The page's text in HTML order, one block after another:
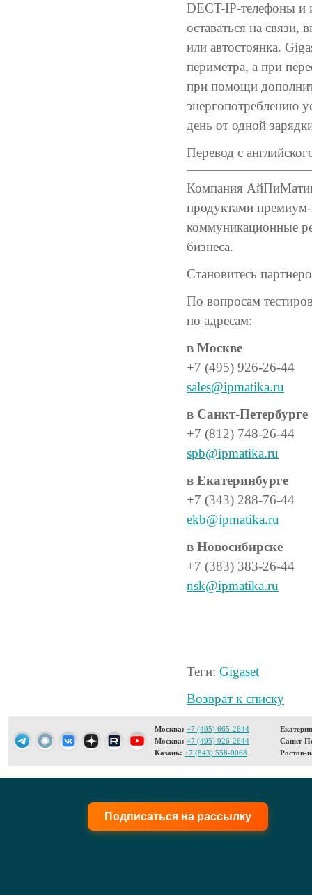
DECT-IP-телефоны и
оставаться на связи,
или автостоянка.
периметра, а при
при помощи
энергопотреблению
день от одной
Перевод с
Компания
продуктами премиум-
коммуникационные
бизнеса.
Становитесь
По вопросам
по адресам:
в Москве
+7 (495) 926-26-44
sales@ipmatika.ru
в Санкт-Петербурге
+7 (812) 748-26-44
spb@ipmatika.ru
в Екатеринбурге
+7 (343) 288-76-44
ekb@ipmatika.ru
в Новосибирске
+7 (383) 383-26-44
nsk@ipmatika.ru
Теги: Gigaset
Возврат к списку
Москва: +7 (495) 665-2644
Москва: +7 (495) 926-2644
Казань: +7 (843) 558-0068
Санкт-
Ростов-
Подписаться на рассылку